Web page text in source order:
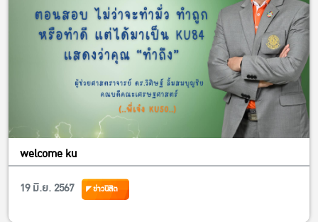
welcome ku
19 มิ.ย. 2567
ข่าวนิสิต